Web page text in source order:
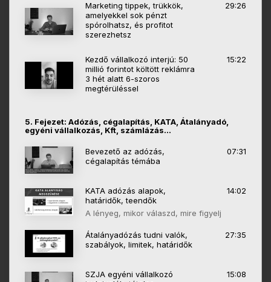
Marketing tippek, trükkök,
amelyekkel sok pénzt
spórolhatsz, és profitot
szerezhetsz
29:26
Kezdő vállalkozó interjú: 50
millió forintot költött reklámra
3 hét alatt 6-szoros
megtérüléssel
15:22
5. Fejezet: Adózás, cégalapítás, KATA, Átalányadó,
egyéni vállalkozás, Kft, számlázás...
Bevezető az adózás,
cégalapítás témába
07:31
KATA adózás alapok,
határidők, teendők
14:02
A lényeg, mikor válaszd, mire figyelj
Átalányadózás tudni valók,
szabályok, limitek, határidők
27:35
SZJA egyéni vállalkozó
15:08